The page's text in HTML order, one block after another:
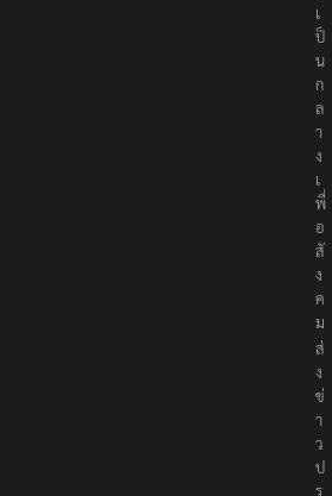
เ
ป็
น
ก
ล
า
ง
เ
พื่
อ
สั
ง
ค
ม
ส่
ง
ข่
า
ว
ป
ร